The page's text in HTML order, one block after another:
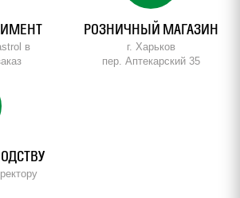
в
РОЗНИЧНЫЙ МАГАЗИН
г. Харьков
пер. Аптекарский 35